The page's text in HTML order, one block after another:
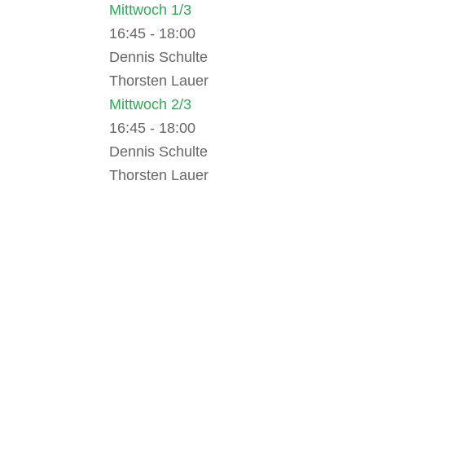
Mittwoch 1/3
16:45 - 18:00
Dennis Schulte
Thorsten Lauer
Mittwoch 2/3
16:45 - 18:00
Dennis Schulte
Thorsten Lauer